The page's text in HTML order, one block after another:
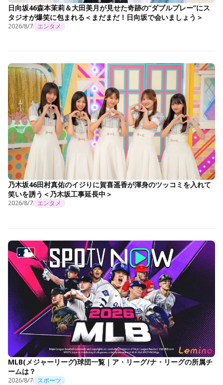
日向坂46森本茉莉＆大田美月が見せた奇跡の“ダブルプレー”にス
タジオが爆笑に包まれる＜まだまだ！日向坂で会いましょう＞
2026/8/7 エンタメ
乃木坂46田村真佑のイジりに賀喜遥香が渾身のツッコミを入れて
笑いを誘う＜乃木坂工事延長中＞
2026/8/7 エンタメ
MLB(メジャーリーグ)球団一覧｜ア・リーグ/ナ・リーグの所属チ
ームは？
2026/8/7 スポーツ